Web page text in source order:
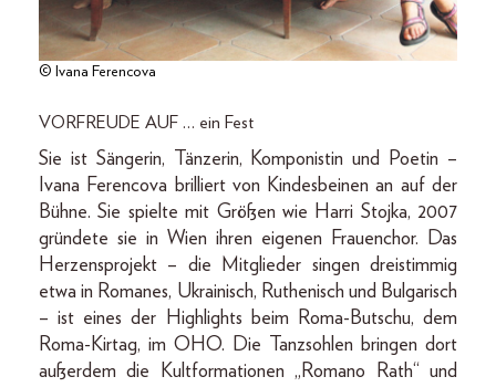
© Ivana Ferencova
VORFREUDE AUF … ein Fest
Sie ist Sängerin, Tänzerin, Komponistin und ­Poetin –
Ivana Ferencova brilliert von Kindesbeinen an auf der
Bühne. Sie spielte mit Größen wie Harri Stojka, 2007
gründete sie in Wien ihren eigenen Frauenchor. Das
Herzensprojekt – die Mitglieder singen dreistimmig
etwa in Romanes, Ukrainisch, Ruthenisch und Bulgarisch
– ist eines der Highlights beim Roma-Butschu, dem
Roma-Kirtag, im OHO. Die Tanzsohlen bringen dort
außerdem die Kultformationen „Romano Rath“ und